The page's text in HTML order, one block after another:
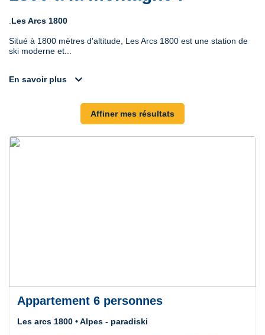
Les Arcs 1800
Situé à 1800 mètres d'altitude, Les Arcs 1800 est une station de
ski moderne et...
En savoir plus expand_more
Affiner mes résultats
Appartement 6 personnes
Les arcs 1800 • Alpes - paradiski